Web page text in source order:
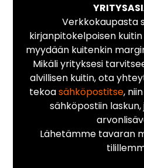
Verkkokaupasta
kirjanpitokelpoisen
myydään kuitenkin
Mikäli yrityksesi
alvillisen kuitin, ota
tekoasähköpostitse,
sähköpostiin
Lähetämme tavaran